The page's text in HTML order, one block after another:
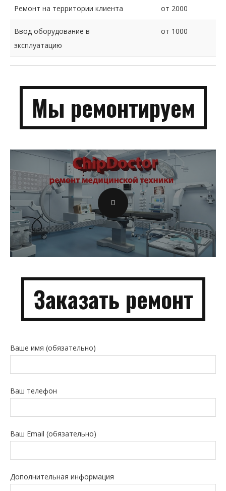
Ремонт на территории клиента от 2000
Ввод оборудование в
эксплуатацию
от 1000
Мы ремонти­руем
Заказать ремонт
Ваше имя (обязательно)
Ваш телефон
Ваш Email (обязательно)
Дополнительная информация